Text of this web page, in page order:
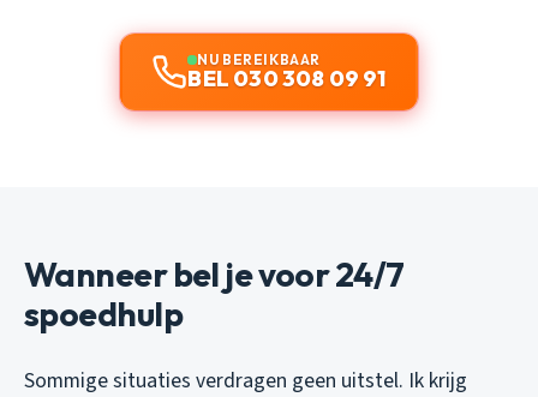
NU BEREIKBAAR
BEL 030 308 09 91
Wanneer bel je voor 24/7
spoedhulp
Sommige situaties verdragen geen uitstel. Ik krijg